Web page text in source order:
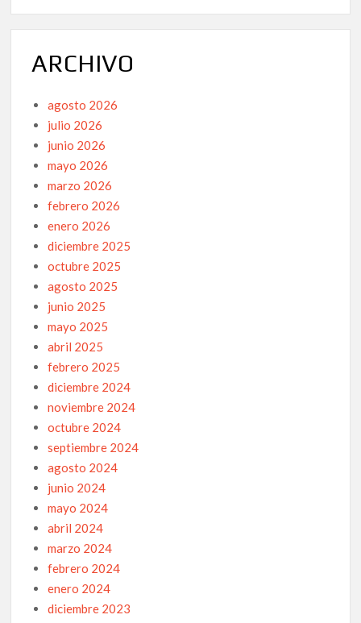
ARCHIVO
agosto 2026
julio 2026
junio 2026
mayo 2026
marzo 2026
febrero 2026
enero 2026
diciembre 2025
octubre 2025
agosto 2025
junio 2025
mayo 2025
abril 2025
febrero 2025
diciembre 2024
noviembre 2024
octubre 2024
septiembre 2024
agosto 2024
junio 2024
mayo 2024
abril 2024
marzo 2024
febrero 2024
enero 2024
diciembre 2023